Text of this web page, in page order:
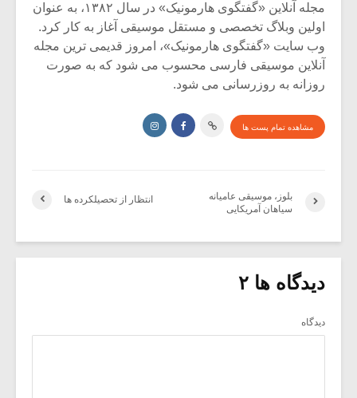
مجله آنلاین «گفتگوی هارمونیک» در سال ۱۳۸۲، به عنوان
اولین وبلاگ تخصصی و مستقل موسیقی آغاز به کار کرد.
وب سایت «گفتگوی هارمونیک»، امروز قدیمی ترین مجله
آنلاین موسیقی فارسی محسوب می شود که به صورت
روزانه به روزرسانی می شود.
مشاهده تمام پست ها
انتظار از تحصیلکرده ها
بلوز، موسیقی عامیانه
سیاهان آمریکایی
دیدگاه ها ۲
دیدگاه